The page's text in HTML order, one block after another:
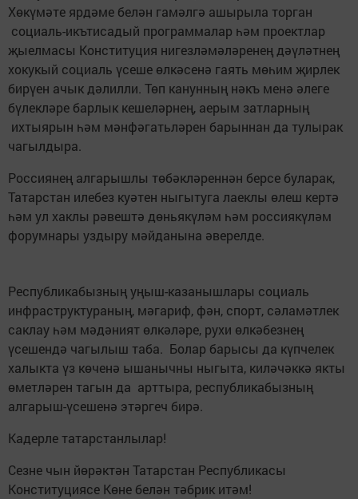
Хөкүмәте ярдәме белән гамәлгә ашырыла торган
социаль-икътисадый программалар һәм проектлар
җыелмасы Конституция нигезләмәләренең дәүләтнең
хокукый социаль үсеше өлкәсенә гаять мөһим җирлек
бирүен ачык дәлилли. Төп канунның нәкъ менә әлеге
бүлекләре барлык кешеләрнең, аерым затларның
ихтыярын һәм мәнфәгатьләрен барыннан да тулырак
чагылдыра.
Россиянең алгарышлы төбәкләреннән берсе буларак,
Татарстан илебез куәтен ныгытуга лаеклы өлеш кертә
һәм ул хаклы рәвештә дөньякүләм һәм россиякүләм
форумнары уздыру мәйданына әверелде.
Республикабызның уңыш-казанышлары социаль
инфраструктураның, мәгариф, фән, спорт, сәламәтлек
саклау һәм мәдәният өлкәләре, рухи өлкәбезнең
үсешендә чагылыш таба. Болар барысы да күпчелек
халыкта үз көченә ышанычны ныгыта, киләчәккә якты
өметләрен тагын да арттыра, республикабызның
алгарыш-үсешенә этәргеч бирә.
Кадерле татарстанлылар!
Сезне чын йөрәктән Татарстан Республикасы
Конституциясе Көне белән тәбрик итәм!